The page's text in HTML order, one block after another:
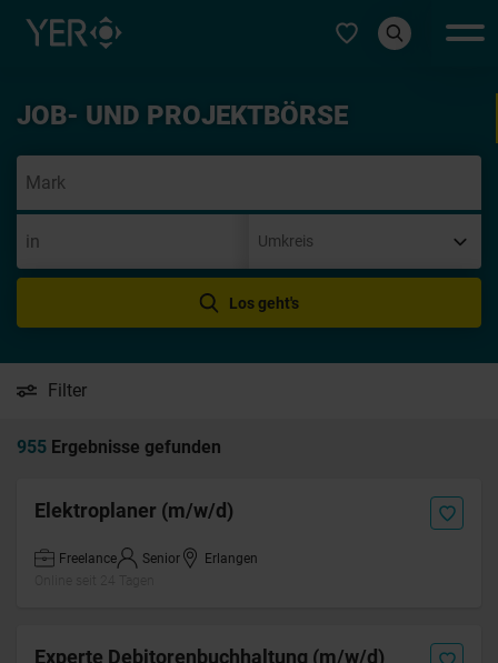
Typ auswählen
JOB- UND PROJEKTBÖRSE
Los geht's
Filter
955 Ergebnisse gefunden
Elektroplaner (m/w/d)
Freelance Senior
Erlangen
Experte Debitorenbuchhaltung (m/w/d)